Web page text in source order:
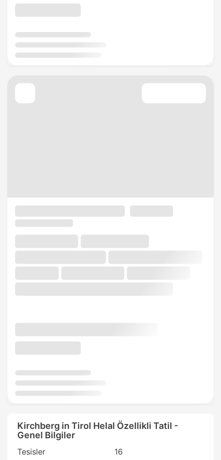
Kirchberg in Tirol Helal Özellikli Tatil -
Genel Bilgiler
Tesisler
16